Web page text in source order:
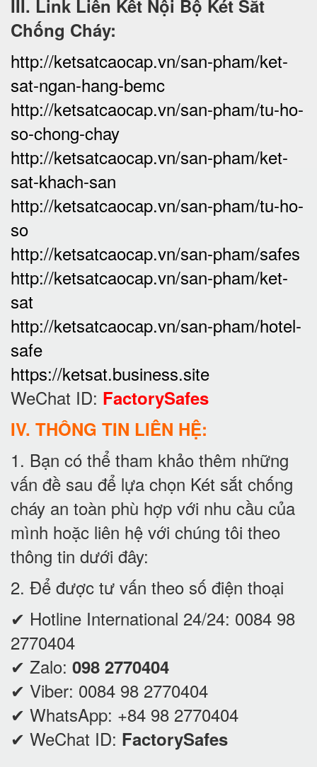
III. Link Liên Kết Nội Bộ Két Sắt
Chống Cháy:
http://ketsatcaocap.vn/san-pham/ket-
sat-ngan-hang-bemc
http://ketsatcaocap.vn/san-pham/tu-ho-
so-chong-chay
http://ketsatcaocap.vn/san-pham/ket-
sat-khach-san
http://ketsatcaocap.vn/san-pham/tu-ho-
so
http://ketsatcaocap.vn/san-pham/safes
http://ketsatcaocap.vn/san-pham/ket-
sat
http://ketsatcaocap.vn/san-pham/hotel-
safe
https://ketsat.business.site
WeChat ID: FactorySafes
IV. THÔNG TIN LIÊN HỆ:
1. Bạn có thể tham khảo thêm những
vấn đề sau để lựa chọn Két sắt chống
cháy an toàn phù hợp với nhu cầu của
mình hoặc liên hệ với chúng tôi theo
thông tin dưới đây:
2. Để được tư vấn theo số điện thoại
✔ Hotline International 24/24: 0084 98
2770404
✔ Zalo: 098 2770404
✔ Viber: 0084 98 2770404
✔ WhatsApp: +84 98 2770404
✔ WeChat ID: FactorySafes